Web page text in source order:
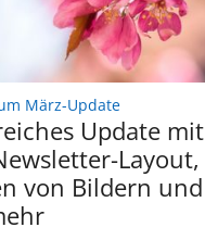
März-Update:
Update mit
Layout,
von Bildern und